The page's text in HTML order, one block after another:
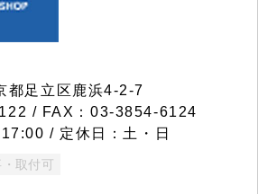
足立区鹿浜4-2-7
/ FAX：03-3854-6124
/ 定休日：土・日
・取付可